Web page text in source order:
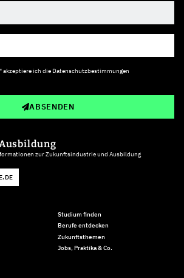
akzeptiere ich die Datenschutzbestimmungen
ABSENDEN
zur Zukunftsindustrie und Ausbildung
Studium finden
Berufe entdecken
Zukunftsthemen
Jobs, Praktika & Co.